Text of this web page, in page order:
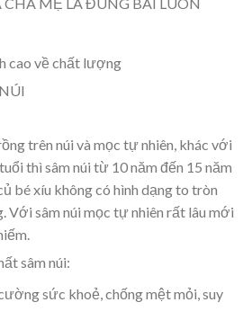
MẸ LÀ ĐÚNG BÀI LUÔN
cao về chất lượng
trên núi và mọc tự nhiên, khác với
thì sâm núi từ 10 năm đến 15 năm
bé xíu không có hình dạng to tròn
Với sâm núi mọc tự nhiên rất lâu mới
sâm núi:
sức khoẻ, chống mệt mỏi, suy